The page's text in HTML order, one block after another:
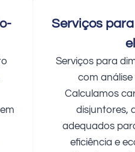
Serviços
Serviços para
com
Calculamos
disjuntores,
adequados
eficiência e